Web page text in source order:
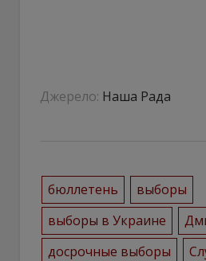
Джерело: Наша Рада
бюллетень
выборы
выборы в Украине
досрочные выборы